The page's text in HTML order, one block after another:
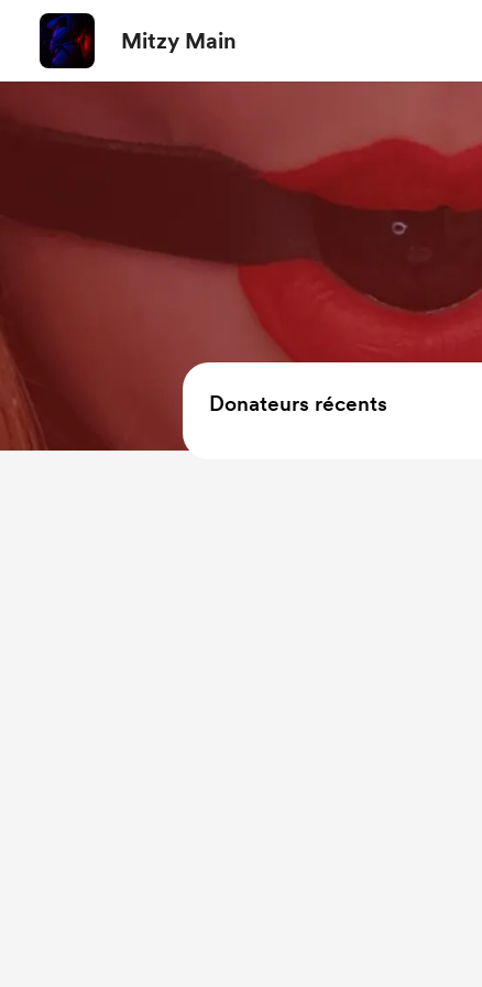
Mitzy Main
Donateurs récents